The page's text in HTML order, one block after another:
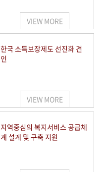
VIEW MORE
한국 소득보장제도 선진화 견
인
VIEW MORE
지역중심의 복지서비스 공급체
계 설계 및 구축 지원